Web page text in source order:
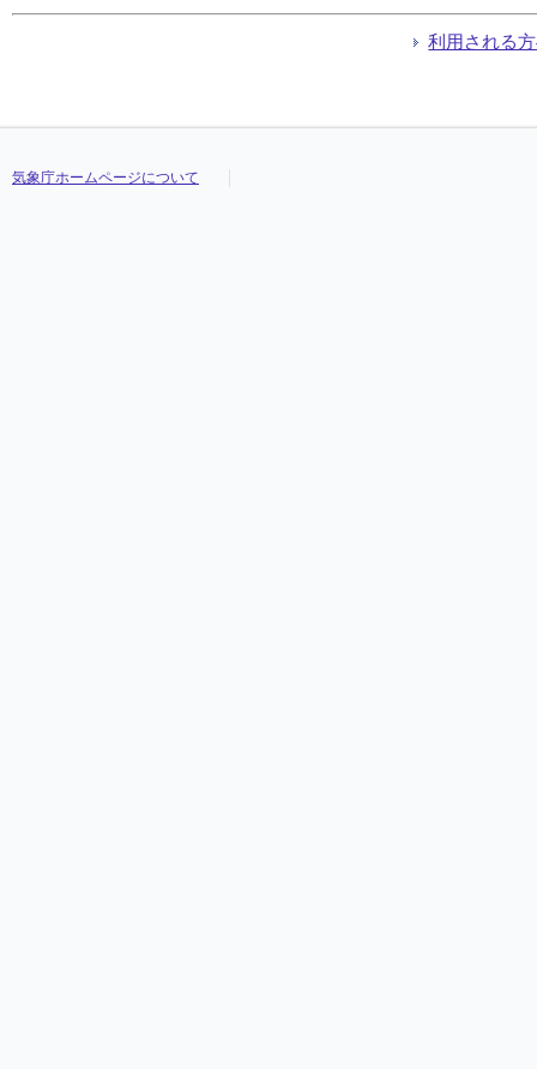
利用される
気象庁ホームページについて